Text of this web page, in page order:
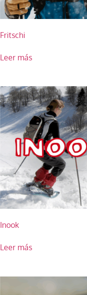
Fritschi
Leer más
Inook
Leer más